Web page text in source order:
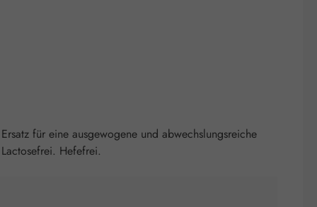
für eine ausgewogene und abwechslungsreiche
Hefefrei.